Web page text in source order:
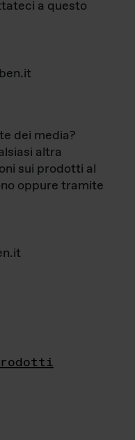
a questo
dei media?
altra
sui prodotti al
oppure tramite